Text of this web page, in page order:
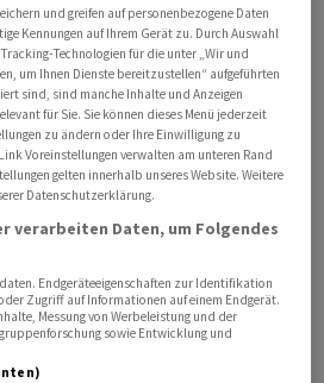
und greifen auf personenbezogene Daten
Kennungen auf Ihrem Gerät zu. Durch Auswahl
Technologien für die unter „Wir und
um Ihnen Dienste bereitzustellen“ aufgeführten
sind, sind manche Inhalte und Anzeigen
für Sie. Sie können dieses Menü jederzeit
zu ändern oder Ihre Einwilligung zu
Voreinstellungen verwalten am unteren Rand
gelten innerhalb unseres Website. Weitere
Datenschutzerklärung.
verarbeiten Daten, um Folgendes
Endgeräteeigenschaften zur Identifikation
Zugriff auf Informationen auf einem Endgerät.
Messung von Werbeleistung und der
sowie Entwicklung und